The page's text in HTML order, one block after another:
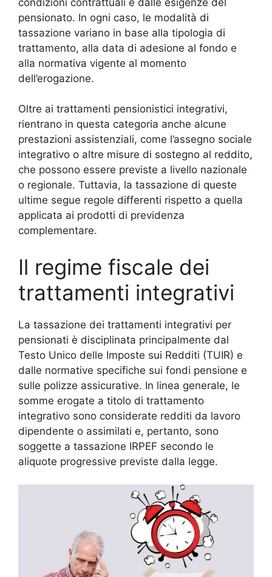
pensionato. In ogni caso, le modalità di
tassazione variano in base alla tipologia di
trattamento, alla data di adesione al fondo e
alla normativa vigente al momento
dell’erogazione.
Oltre ai trattamenti pensionistici integrativi,
rientrano in questa categoria anche alcune
prestazioni assistenziali, come l’assegno sociale
integrativo o altre misure di sostegno al reddito,
che possono essere previste a livello nazionale
o regionale. Tuttavia, la tassazione di queste
ultime segue regole differenti rispetto a quella
applicata ai prodotti di previdenza
complementare.
Il regime fiscale dei
trattamenti integrativi
La tassazione dei trattamenti integrativi per
pensionati è disciplinata principalmente dal
Testo Unico delle Imposte sui Redditi (TUIR) e
dalle normative specifiche sui fondi pensione e
sulle polizze assicurative. In linea generale, le
somme erogate a titolo di trattamento
integrativo sono considerate redditi da lavoro
dipendente o assimilati e, pertanto, sono
soggette a tassazione IRPEF secondo le
aliquote progressive previste dalla legge.